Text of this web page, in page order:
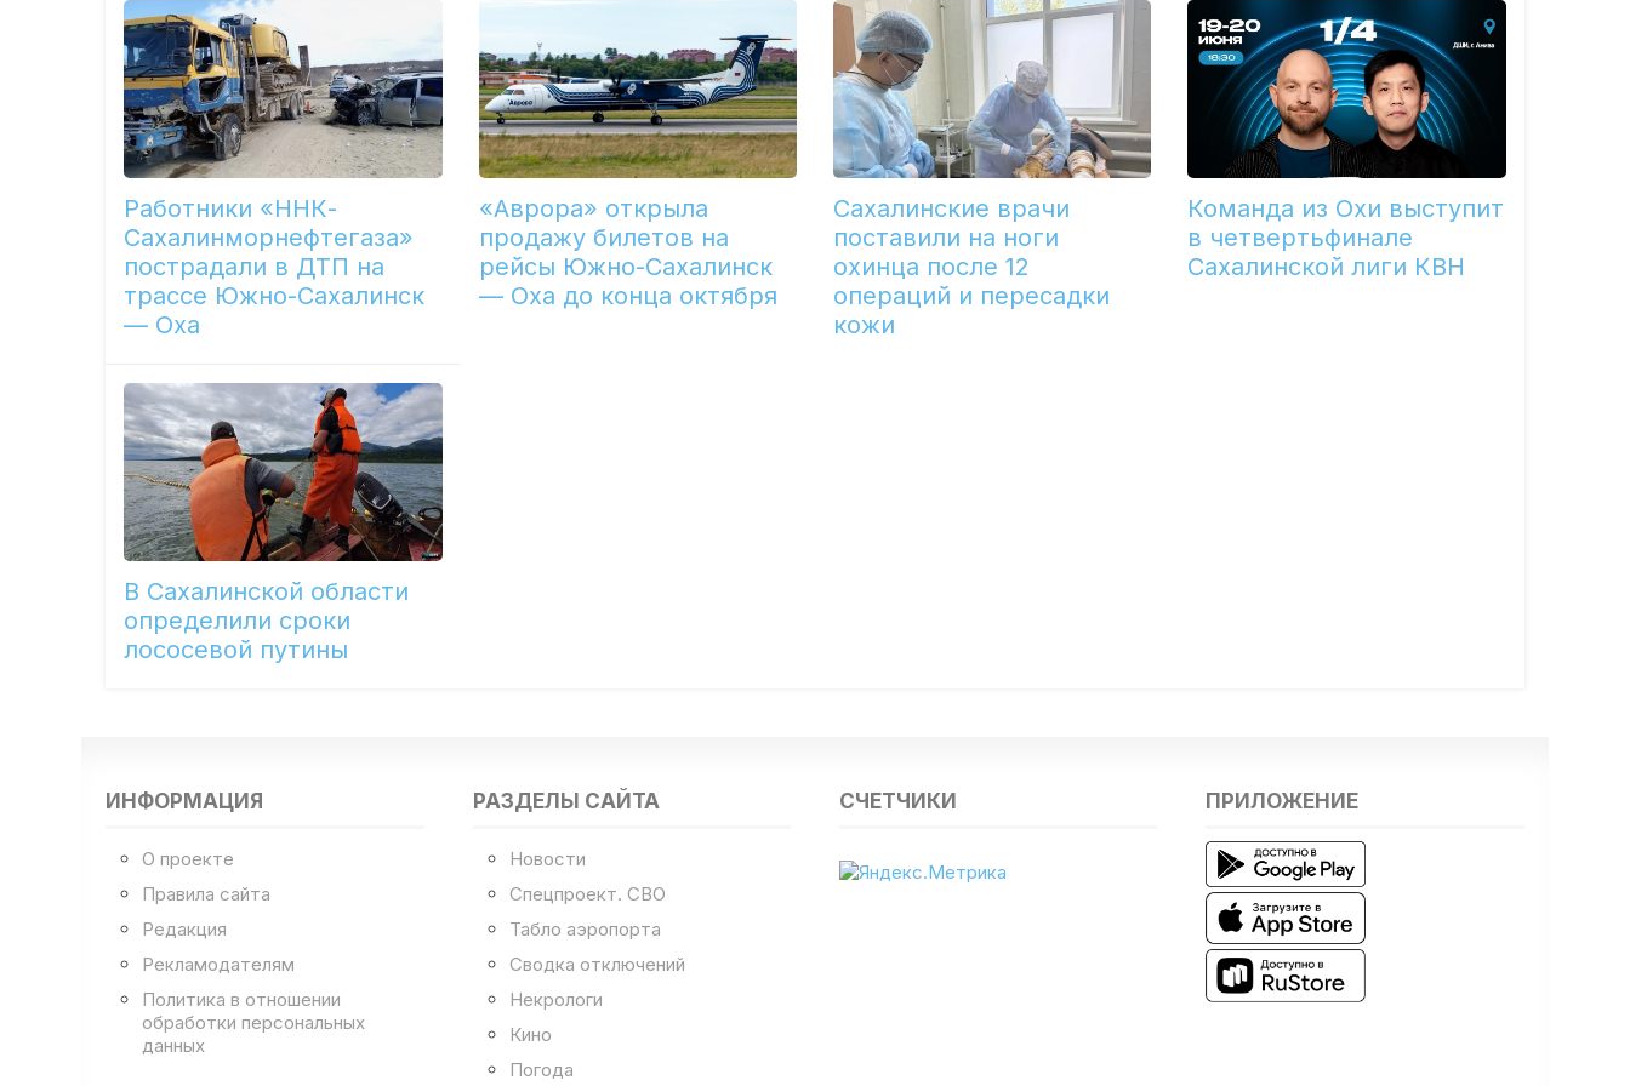
Работники «ННК-
Сахалинморнефтегаза»
пострадали в ДТП на
трассе Южно-Сахалинск
— Оха
«Аврора» открыла
продажу билетов на
рейсы Южно-Сахалинск
— Оха до конца октября
Сахалинские врачи
поставили на ноги
охинца после 12
операций и пересадки
кожи
Команда из Охи выступит
в четвертьфинале
Сахалинской лиги КВН
В Сахалинской области
определили сроки
лососевой путины
ИНФОРМАЦИЯ
О проекте
Правила сайта
Редакция
Рекламодателям
Политика в отношении
обработки персональных
данных
РАЗДЕЛЫ САЙТА
Новости
Спецпроект. СВО
Табло аэропорта
Сводка отключений
Некрологи
Кино
Погода
СЧЕТЧИКИ ПРИЛОЖЕНИЕ